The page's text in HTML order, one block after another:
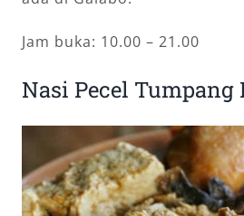
Jam buka: 10.00 – 21.00
Nasi Pecel Tumpang